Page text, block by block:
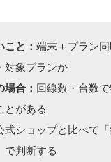
こと： 端末＋プラン
対象プランか
合：
回線数・台数
とがある
式ショップと比べて
で判断する